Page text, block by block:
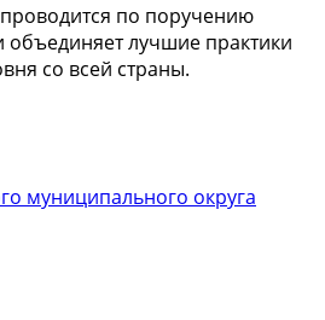
по поручению
объединяет лучшие практики
со всей страны.
муниципального округа